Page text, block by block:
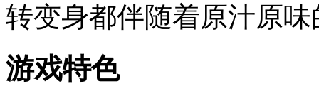
转变身都伴随着原汁原
游戏特色